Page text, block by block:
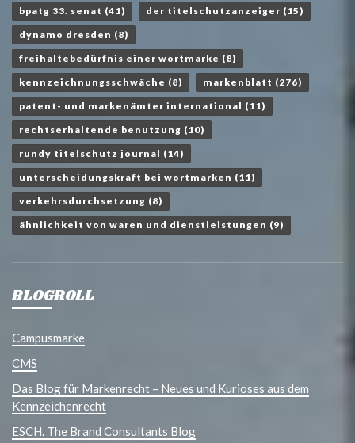
bpatg 33. senat (41) der titelschutzanzeiger (15)
dynamo dresden (8)
freihaltebedürfnis einer wortmarke (8)
kennzeichnungsschwäche (8) markenblatt (276)
patent- und markenämter international (11)
rechtserhaltende benutzung (10)
rundy titelschutz journal (14)
unterscheidungskraft bei wortmarken (11)
verkehrsdurchsetzung (8)
ähnlichkeit von waren und dienstleistungen (9)
BLOGROLL
Campusmarke
CMS
Das Blog für Markenrecht – Neues und Kurioses aus dem
Kennzeichenrecht
ESCH. The Brand Consultants Blog